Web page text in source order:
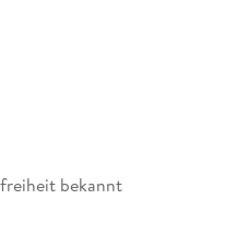
bekannt